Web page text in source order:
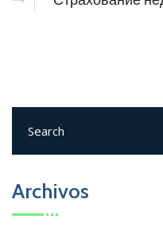
Archivos